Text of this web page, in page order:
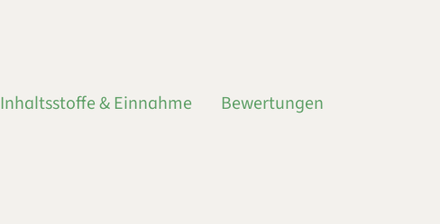
Inhaltsstoffe & Einnahme Bewertungen